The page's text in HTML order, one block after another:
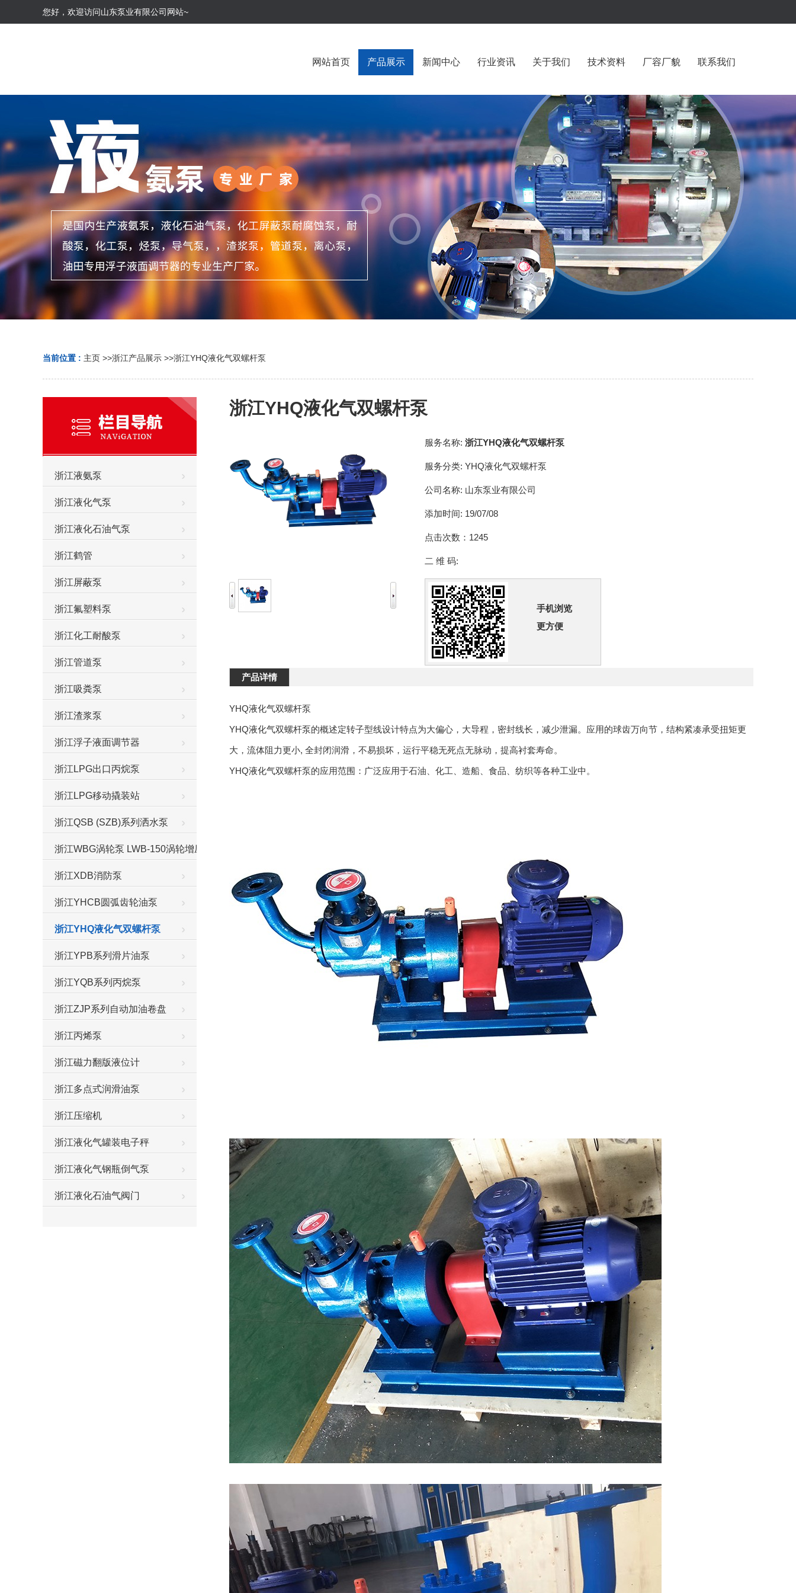
您好，欢迎访问山东泵业有限公司网站~
网站首页 产品展示 新闻中心 行业资讯 关于我们 技术资料 厂容厂貌 联系我们
当前位置 : 主页 >>浙江产品展示 >>浙江YHQ液化气双螺杆泵
浙江液氨泵
浙江液化气泵
浙江液化石油气泵
浙江鹤管
浙江屏蔽泵
浙江氟塑料泵
浙江化工耐酸泵
浙江管道泵
浙江吸粪泵
浙江渣浆泵
浙江浮子液面调节器
浙江LPG出口丙烷泵
浙江LPG移动撬装站
浙江QSB (SZB)系列洒水泵
浙江WBG涡轮泵 LWB-150涡轮增压泵
浙江XDB消防泵
浙江YHCB圆弧齿轮油泵
浙江YHQ液化气双螺杆泵
浙江YPB系列滑片油泵
浙江YQB系列丙烷泵
浙江ZJP系列自动加油卷盘
浙江丙烯泵
浙江磁力翻版液位计
浙江多点式润滑油泵
浙江压缩机
浙江液化气罐装电子秤
浙江液化气钢瓶倒气泵
浙江液化石油气阀门
浙江YHQ液化气双螺杆泵
服务名称: 浙江YHQ液化气双螺杆泵
服务分类: YHQ液化气双螺杆泵
公司名称: 山东泵业有限公司
添加时间: 19/07/08
点击次数： 1245
二 维 码:
手机浏览
更方便
产品详情
YHQ液化气双螺杆泵
YHQ液化气双螺杆泵的概述定转子型线设计特点为大偏心，大导程，密封线长，减少泄漏。应用的球齿万向节，结构紧凑承受扭矩更
大，流体阻力更小, 全封闭润滑，不易损坏，运行平稳无死点无脉动，提高衬套寿命。
YHQ液化气双螺杆泵的应用范围：广泛应用于石油、化工、造船、食品、纺织等各种工业中。